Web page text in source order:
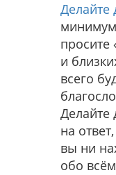
Делайте
минимум
просите
и
всего
Делайте
на
вы ни
обо